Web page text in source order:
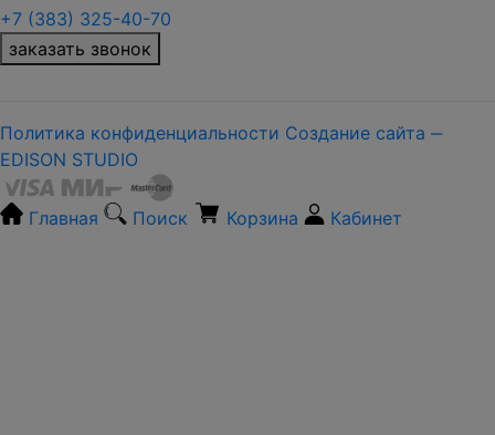
+7 (383) 325-40-70
заказать звонок
Политика конфиденциальности Создание сайта ‒
EDISON STUDIO
Главная Поиск Корзина Кабинет